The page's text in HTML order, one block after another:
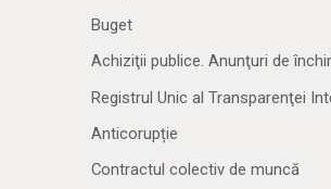
Buget
Achiziţii publice. Anunţuri de
Registrul Unic al Transparenţei
Anticorupție
Contractul colectiv de muncă